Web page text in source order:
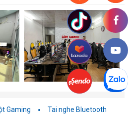
Gaming
Tai nghe Bluetooth